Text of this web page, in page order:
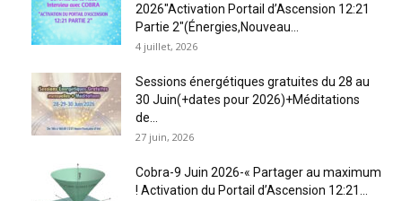
2026″Activation Portail d’Ascension 12:21
Partie 2″(Énergies,Nouveau...
4 juillet, 2026
Sessions énergétiques gratuites du 28 au
30 Juin(+dates pour 2026)+Méditations
de...
27 juin, 2026
Cobra-9 Juin 2026-« Partager au maximum
! Activation du Portail d’Ascension 12:21...